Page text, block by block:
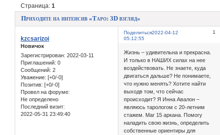
Приходите на интенсив «Таро: 3D взгляд»
Страница:1
Поделиться 1
2022-04-12
05:12:55
kzcsarizoi
Новичок
Зарегистрирован: 2022-03-11
Приглашений: 0
Сообщений: 2
Уважение: [+0/-0]
Позитив: [+0/-0]
Провел на форуме:
Не определено
Последний визит:
2022-05-31 23:49:40
Жизнь – удивительна и прекрасна.
И только в НАШИХ силах на нее
воздействовать. Не знаете, куда
двигаться дальше? Не понимаете,
что нужно менять? Хотите найти
выходв том, что сейчас
происходит? Я Инна Авалон –
являюсь тарологом с 20-летним
стажем. Маг 15 аркана. Помогу
наладить свою жизнь, определить
собственные ориентиры для